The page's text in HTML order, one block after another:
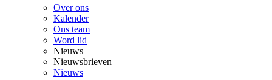
Over ons
Kalender
Ons team
Word lid
Nieuws
Nieuwsbrieven
Nieuws